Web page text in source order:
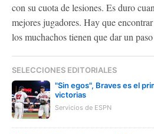
con su cuota de lesiones. Es duro
mejores jugadores. Hay que
los muchachos tienen que dar un
SELECCIONES EDITORIALES
"Sin egos", Braves es el
victorias
Servicios de ESPN